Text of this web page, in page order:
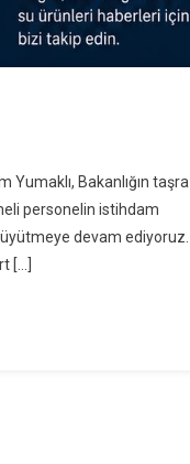
Yumaklı, Bakanlığın taşra
personelin istihdam
devam ediyoruz.
[…]